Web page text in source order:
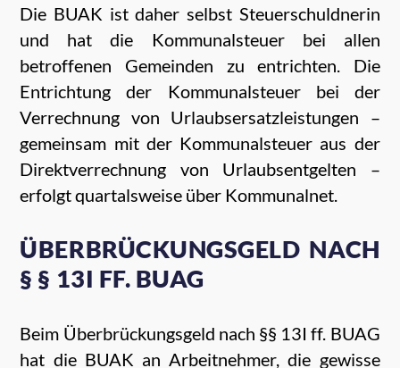
Die BUAK ist daher selbst Steuerschuldnerin
und hat die Kommunalsteuer bei allen
betroffenen Gemeinden zu entrichten. Die
Entrichtung der Kommunalsteuer bei der
Verrechnung von Urlaubsersatzleistungen –
gemeinsam mit der Kommunalsteuer aus der
Direktverrechnung von Urlaubsentgelten –
erfolgt quartalsweise über Kommunalnet.
ÜBERBRÜCKUNGSGELD NACH
§ § 13I FF. BUAG
Beim Überbrückungsgeld nach §§ 13I ff. BUAG
hat die BUAK an Arbeitnehmer, die gewisse